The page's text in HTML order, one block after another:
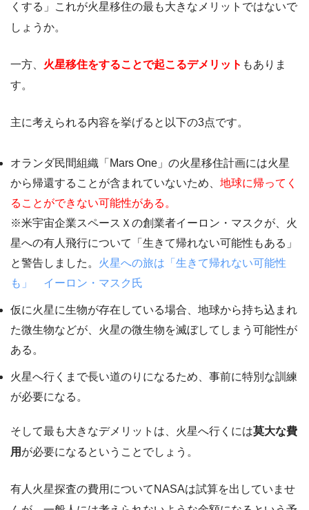
くする」これが火星移住の最も大きなメリットではないで
しょうか。
一方、 火星移住をすることで起こるデメリット もありま
す。
主に考えられる内容を挙げると以下の3点です。
オランダ民間組織「Mars One」の火星移住計画には火星
から帰還することが含まれていないため、 地球に帰ってく
ることができない可能性がある。
※米宇宙企業スペースＸの創業者イーロン・マスクが、火
星への有人飛行について「生きて帰れない可能性もある」
と警告しました。 火星への旅は「生きて帰れない可能性
も」 イーロン・マスク氏
仮に火星に生物が存在している場合、地球から持ち込まれ
た微生物などが、火星の微生物を滅ぼしてしまう可能性が
ある。
火星へ行くまで長い道のりになるため、事前に特別な訓練
が必要になる。
そして最も大きなデメリットは、火星へ行くには莫大な費
用 が必要になるということでしょう。
有人火星探査の費用についてNASAは試算を出していませ